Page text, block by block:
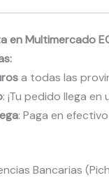
en Multimercado
a todas las
: ¡Tu pedido llega en
: Paga en
Bancarias